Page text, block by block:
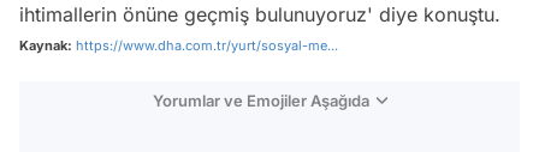
ihtimallerin önüne geçmiş bulunuyoruz' diye konuştu.
Kaynak: https://www.dha.com.tr/yurt/sosyal-me...
Yorumlar ve Emojiler Aşağıda